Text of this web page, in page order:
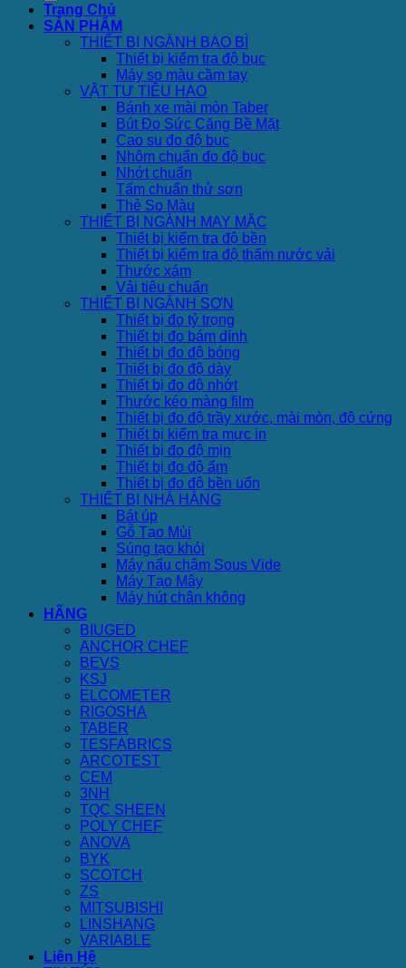
Trang Chủ
SẢN PHẨM
THIẾT BỊ NGÀNH BAO BÌ
Thiết bị kiểm tra độ bục
Máy so màu cầm tay
VẬT TƯ TIÊU HAO
Bánh xe mài mòn Taber
Bút Đo Sức Căng Bề Mặt
Cao su đo độ bục
Nhôm chuẩn đo độ bục
Nhớt chuẩn
Tấm chuẩn thử sơn
Thẻ So Màu
THIẾT BỊ NGÀNH MAY MẶC
Thiết bị kiểm tra độ bền
Thiết bị kiểm tra độ thấm nước vải
Thước xám
Vải tiêu chuẩn
THIẾT BỊ NGÀNH SƠN
Thiết bị đo tỷ trọng
Thiết bị đo bám dính
Thiết bị đo độ bóng
Thiết bị đo độ dày
Thiết bị đo độ nhớt
Thước kéo màng film
Thiết bị đo độ trầy xước, mài mòn, độ cứng
Thiết bị kiểm tra mực in
Thiết bị đo độ mịn
Thiết bị đo độ ẩm
Thiết bị đo độ bền uốn
THIẾT BỊ NHÀ HÀNG
Bát úp
Gỗ Tạo Mùi
Súng tạo khói
Máy nấu chậm Sous Vide
Máy Tạo Mây
Máy hút chân không
HÃNG
BIUGED
ANCHOR CHEF
BEVS
KSJ
ELCOMETER
RIGOSHA
TABER
TESFABRICS
ARCOTEST
CEM
3NH
TQC SHEEN
POLY CHEF
ANOVA
BYK
SCOTCH
ZS
MITSUBISHI
LINSHANG
VARIABLE
Liên Hệ